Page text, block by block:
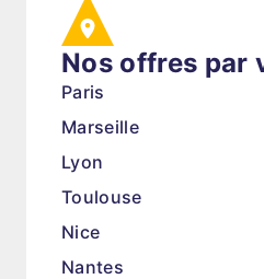
Nos offres par
Paris
Marseille
Lyon
Toulouse
Nice
Nantes